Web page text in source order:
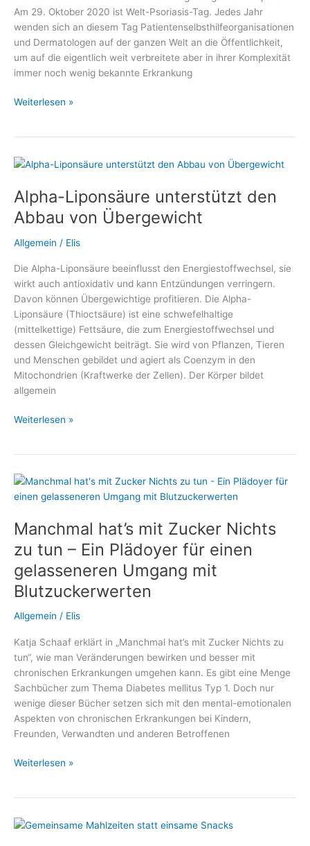
Am 29. Oktober 2020 ist Welt-Psoriasis-Tag. Jedes Jahr
wenden sich an diesem Tag Patientenselbsthilfeorganisationen
und Dermatologen auf der ganzen Welt an die Öffentlichkeit,
um auf die eigentlich weit verbreitete aber in ihrer Komplexität
immer noch wenig bekannte Erkrankung
Welt-
mit
Informationsangebot
Weiterlesen »
Alpha-Liponsäure unterstützt den
Abbau von Übergewicht
Allgemein / Elis
Die Alpha-Liponsäure beeinflusst den Energiestoffwechsel, sie
wirkt auch antioxidativ und kann Entzündungen verringern.
Davon können Übergewichtige profitieren. Die Alpha-
Liponsäure (Thioctsäure) ist eine schwefelhaltige
(mittelkettige) Fettsäure, die zum Energiestoffwechsel und
dessen Gleichgewicht beiträgt. Sie wird von Pflanzen, Tieren
und Menschen gebildet und agiert als Coenzym in den
Mitochondrien (Kraftwerke der Zellen). Der Körper bildet
allgemein
Alpha-
Abbau
von
Weiterlesen »
Manchmal hat’s mit Zucker Nichts
zu tun – Ein Plädoyer für einen
gelasseneren Umgang mit
Blutzuckerwerten
Allgemein / Elis
Katja Schaaf erklärt in „Manchmal hat’s mit Zucker Nichts zu
tun“, wie man Veränderungen bewirken und besser mit
chronischen Erkrankungen umgehen kann. Es gibt eine Menge
Sachbücher zum Thema Diabetes mellitus Typ 1. Doch nur
wenige dieser Bücher setzen sich mit den mental-emotionalen
Aspekten von chronischen Erkrankungen bei Kindern,
Freunden, Verwandten und anderen Betroffenen
Manchmal
Nichts
Weiterlesen »